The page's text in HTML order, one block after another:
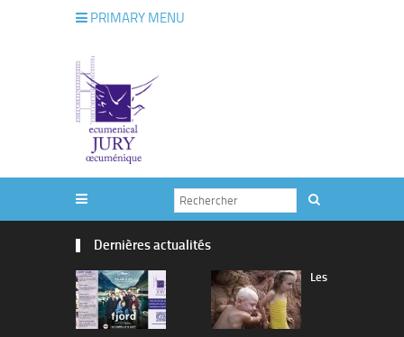
PRIMARY MENU
Dernières actualités
Les